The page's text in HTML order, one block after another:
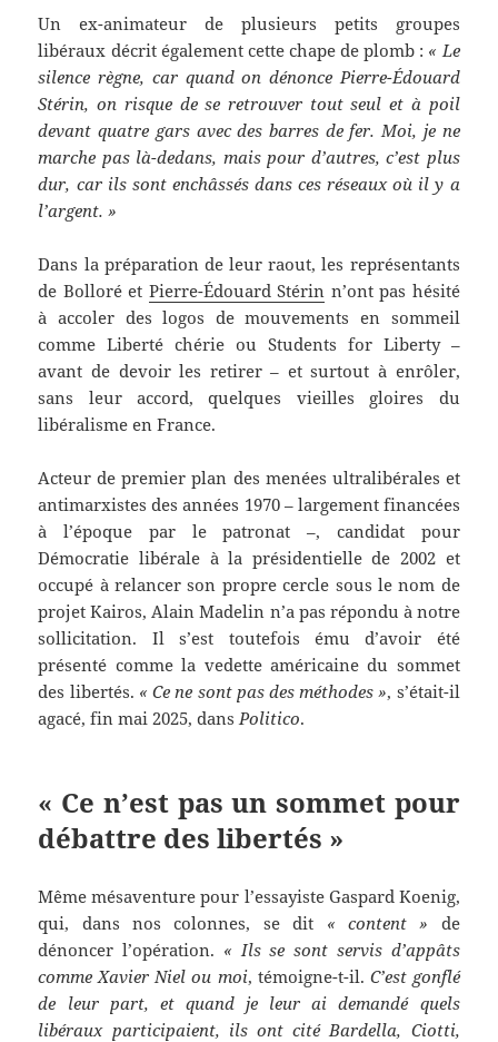
Un ex-animateur de plusieurs petits groupes
libéraux décrit également cette chape de plomb : « Le
silence règne, car quand on dénonce Pierre-Édouard
Stérin, on risque de se retrouver tout seul et à poil
devant quatre gars avec des barres de fer. Moi, je ne
marche pas là-dedans, mais pour d’autres, c’est plus
dur, car ils sont enchâssés dans ces réseaux où il y a
l’argent. »
Dans la préparation de leur raout, les représentants
de Bolloré et Pierre-Édouard Stérin n’ont pas hésité
à accoler des logos de mouvements en sommeil
comme Liberté chérie ou Students for Liberty –
avant de devoir les retirer – et surtout à enrôler,
sans leur accord, quelques vieilles gloires du
libéralisme en France.
Acteur de premier plan des menées ultralibérales et
antimarxistes des années 1970 – largement financées
à l’époque par le patronat –, candidat pour
Démocratie libérale à la présidentielle de 2002 et
occupé à relancer son propre cercle sous le nom de
projet Kairos, Alain Madelin n’a pas répondu à notre
sollicitation. Il s’est toutefois ému d’avoir été
présenté comme la vedette américaine du sommet
des libertés. « Ce ne sont pas des méthodes », s’était-il
agacé, fin mai 2025, dans Politico.
« Ce n’est pas un sommet pour
débattre des libertés »
Même mésaventure pour l’essayiste Gaspard Koenig,
qui, dans nos colonnes, se dit « content » de
dénoncer l’opération. « Ils se sont servis d’appâts
comme Xavier Niel ou moi, témoigne-t-il. C’est gonflé
de leur part, et quand je leur ai demandé quels
libéraux participaient, ils ont cité Bardella, Ciotti,